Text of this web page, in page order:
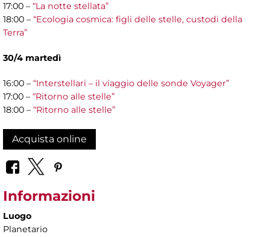
17:00 – “La notte stellata”
18:00 – “Ecologia cosmica: figli delle stelle, custodi della
Terra”
30/4 martedì
16:00 – “Interstellari – il viaggio delle sonde Voyager”
17:00 – “Ritorno alle stelle”
18:00 – “Ritorno alle stelle”
Acquista online
Informazioni
Luogo
Planetario